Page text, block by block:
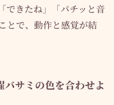
できたね」「パチッと音
とで、動作と感覚が結
サミの色を合わせよ